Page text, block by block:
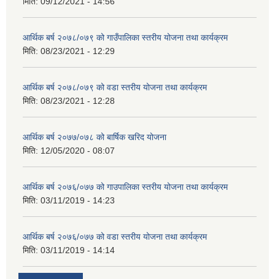
आर्थिक बर्ष २०७८/०७९ को गाउँपालिका स्तरीय योजना तथा कार्यक्रम
मिति: 08/23/2021 - 12:29
आर्थिक बर्ष २०७८/०७९ को वडा स्तरीय योजना तथा कार्यक्रम
मिति: 08/23/2021 - 12:28
आर्थिक बर्ष २०७७/०७८ को बार्षिक खरिद योजना
मिति: 12/05/2020 - 08:07
आर्थिक बर्ष २०७६/०७७ को गाउपालिका स्तरीय योजना तथा कार्यक्रम
मिति: 03/11/2019 - 14:23
आर्थिक बर्ष २०७६/०७७ को वडा स्तरीय योजना तथा कार्यक्रम
मिति: 03/11/2019 - 14:14